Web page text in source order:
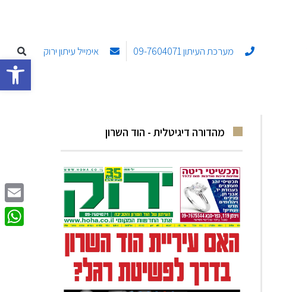
פתח מערכת העיתון 09-7604071 אימייל עיתון ירוק
מהדורה דיגיטלית - הוד השרון